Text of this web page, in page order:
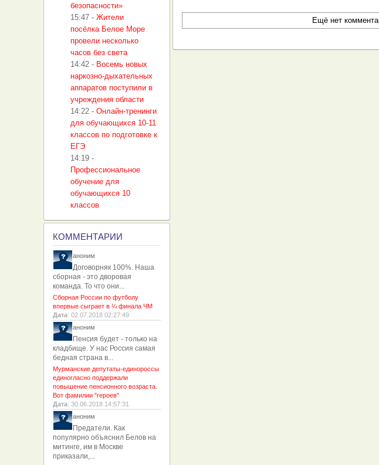
Ещё нет
безопасности»
15:47 - Жители
посёлка Белое Море
провели несколько
часов без света
14:42 - Восемь новых
наркозно-дыхательных
аппаратов поступили в
учреждения области
14:22 - Онлайн-тренинги
для обучающихся 10-11
классов по подготовке к
ЕГЭ
14:19 -
Профессиональное
обучение для
обучающихся 10
классов
КОММЕНТАРИИ
аноним
Договорняк 100%. Наша
сборная - это дворовая
команда. То что они...
Сборная России по футболу
впервые сыграет в ¼ финала ЧМ
Дата: 02.07.2018 02:27:49
аноним
Пенсия будет - только на
кладбище. У нас Россия самая
бедная страна в...
Мурманские депутаты-единороссы
единогласно поддержали
повышение пенсионного возраста.
Вот фамилии "героев"
Дата: 30.06.2018 14:57:31
аноним
Предатели. Как
популярно объяснил Белов на
митинге, им в Москве
приказали,...